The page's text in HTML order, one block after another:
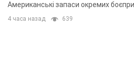
Американські запаси окремих
4 часа назад 639